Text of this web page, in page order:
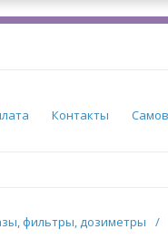
Контакты
фильтры, дозиметры /